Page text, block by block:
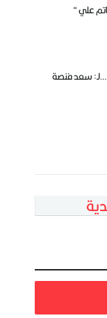
علي “
…لـ: سعد فنصة